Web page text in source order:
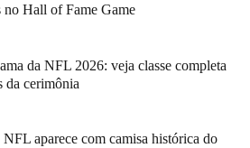
no Hall of Fame Game
da NFL 2026: veja classe completa
da cerimônia
aparece com camisa histórica do